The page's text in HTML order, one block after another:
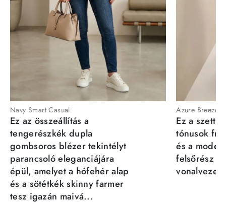
Navy Smart Casual
Ez az összeállítás a
tengerészkék dupla
gombsoros blézer tekintélyt
parancsoló eleganciájára
épül, amelyet a hófehér alap
és a sötétkék skinny farmer
tesz igazán maivá...
Azure Breeze
Ez a szett
tónusok
és a
felsőrész